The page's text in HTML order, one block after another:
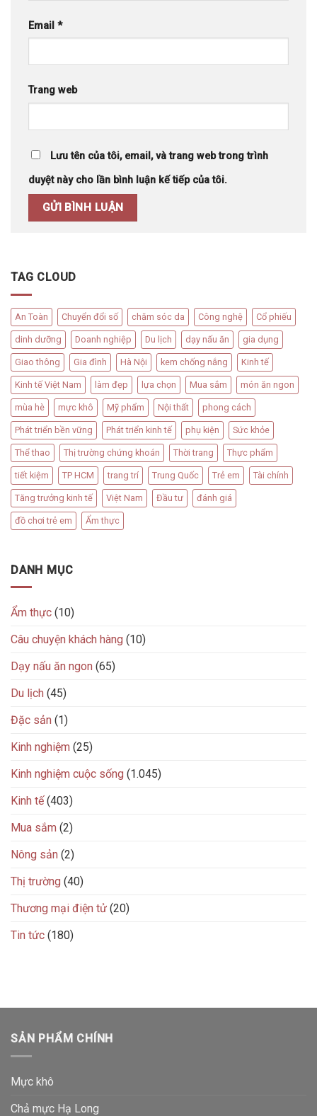
Email *
Trang web
Lưu tên của tôi, email, và trang web trong trình
duyệt này cho lần bình luận kế tiếp của tôi.
TAG CLOUD
An Toàn Chuyển đổi số chăm sóc da Công nghệ Cổ phiếu
dinh dưỡng Doanh nghiệp Du lịch dạy nấu ăn gia dụng
Giao thông Gia đình Hà Nội kem chống nắng Kinh tế
Kinh tế Việt Nam làm đẹp lựa chọn Mua sắm món ăn ngon
mùa hè mực khô Mỹ phẩm Nội thất phong cách
Phát triển bền vững Phát triển kinh tế phụ kiện Sức khỏe
Thể thao Thị trường chứng khoán Thời trang Thực phẩm
tiết kiệm TP HCM trang trí Trung Quốc Trẻ em Tài chính
Tăng trưởng kinh tế Việt Nam Đầu tư đánh giá
đồ chơi trẻ em Ẩm thực
DANH MỤC
Ẩm thực (10)
Câu chuyện khách hàng (10)
Dạy nấu ăn ngon (65)
Du lịch (45)
Đặc sản (1)
Kinh nghiệm (25)
Kinh nghiệm cuộc sống (1.045)
Kinh tế(403)
Mua sắm (2)
Nông sản (2)
Thị trường (40)
Thương mại điện tử (20)
Tin tức (180)
SẢN PHẨM CHÍNH
Mực khô
Chả mực Hạ Long